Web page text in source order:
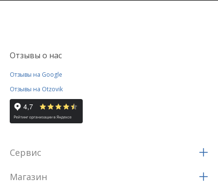
Отзывы о нас
Отзывы на Google
Отзывы на Otzovik
Сервис
Магазин